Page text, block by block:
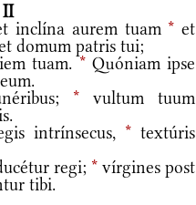
II
inclína aurem tuam * et
domum patris tui;
tuam.*Quóniam ipse
* vultum tuum
intrínsecus, * textúris
regi; * vírgines post
tibi.